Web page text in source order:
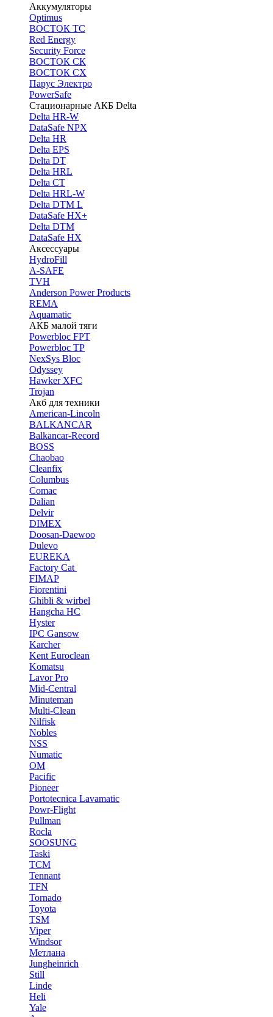
Аккумуляторы
Optimus
ВОСТОК ТС
Red Energy
Security Force
ВОСТОК СК
ВОСТОК СХ
Парус Электро
PowerSafe
Стационарные АКБ Delta
Delta HR-W
DataSafe NPX
Delta HR
Delta EPS
Delta DT
Delta HRL
Delta CT
Delta HRL-W
Delta DTM L
DataSafe HX+
Delta DTM
DataSafe HX
Аксессуары
HydroFill
A-SAFE
TVH
Anderson Power Products
REMA
Aquamatic
АКБ малой тяги
Powerbloc FPT
Powerbloc TP
NexSys Bloc
Odyssey
Hawker XFC
Trojan
Акб для техники
American-Lincoln
BALKANCAR
Balkancar-Record
BOSS
Chaobao
Cleanfix
Columbus
Comac
Dalian
Delvir
DIMEX
Doosan-Daewoo
Dulevo
EUREKA
Factory Cat
FIMAP
Fiorentini
Ghibli & wirbel
Hangcha HC
Hyster
IPC Gansow
Karcher
Kent Euroclean
Komatsu
Lavor Pro
Mid-Central
Minuteman
Multi-Clean
Nilfisk
Nobles
NSS
Numatic
OM
Pacific
Pioneer
Portotecnica Lavamatic
Powr-Flight
Pullman
Rocla
SOOSUNG
Taski
TCM
Tennant
TFN
Tornado
Toyota
TSM
Viper
Windsor
Метлана
Jungheinrich
Still
Linde
Heli
Yale